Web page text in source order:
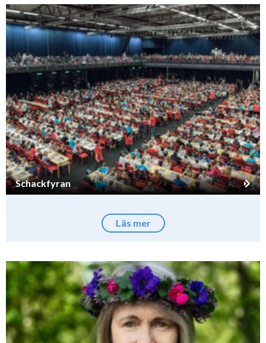
Schackfyran
Läs mer